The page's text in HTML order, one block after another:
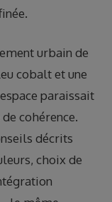
urbain de
cobalt et une
paraissait
cohérence.
décrits
choix de